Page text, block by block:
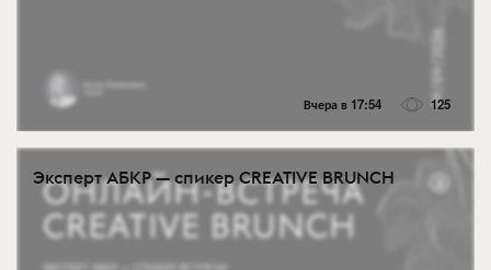
Вчера в 17:54 125
Эксперт АБКР — спикер CREATIVE BRUNCH